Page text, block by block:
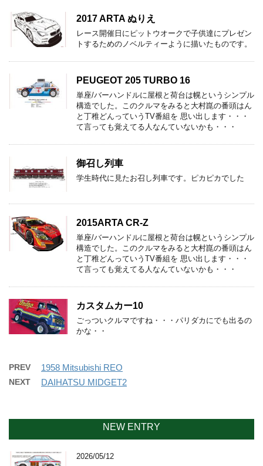
2017 ARTA ぬりえ
レース開催日にピットウオークで子供達にプレゼン
トするためのノベルティーように描いたものです。
PEUGEOT 205 TURBO 16
単座/バーハンドルに屋根と荷台は幌というシンプル
構造でした。このクルマをみると大村崑の番頭はん
と丁稚どんっていうTV番組を 思い出します・・・
て言っても覚えてる人なんていないかも・・・
御召し列車
学生時代に見たお召し列車です。ピカピカでした
2015ARTA CR-Z
単座/バーハンドルに屋根と荷台は幌というシンプル
構造でした。このクルマをみると大村崑の番頭はん
と丁稚どんっていうTV番組を 思い出します・・・
て言っても覚えてる人なんていないかも・・・
カスタムカー10
ごっついクルマですね・・・パリダカにでも出るの
かな・・
PREV 1958 Mitsubishi REO
NEXT DAIHATSU MIDGET2
NEW ENTRY
2026/05/12